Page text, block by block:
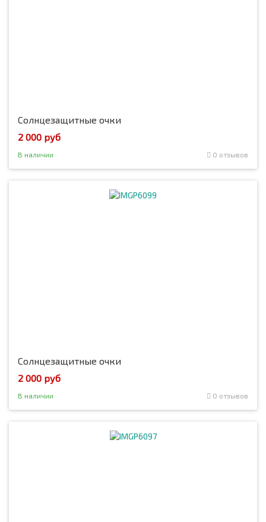
Солнцезащитные очки
2 000 руб
В наличии 0 отзывов
Солнцезащитные очки
2 000 руб
В наличии 0 отзывов